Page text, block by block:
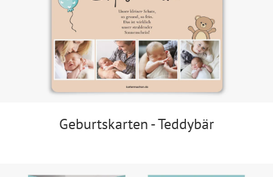
Geburtskarten - Teddybär